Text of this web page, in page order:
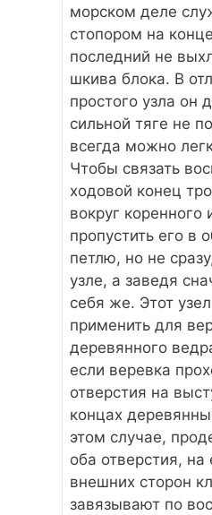
морском деле
стопором на
последний не
шкива блока. В
простого узла он
сильной тяге не
всегда можно
Чтобы связать
ходовой конец
вокруг коренного
пропустить его в
петлю, но не
узле, а заведя
себя же. Этот
применить для
деревянного
если веревка
отверстия на
концах
этом случае,
оба отверстия, на
внешних сторон
завязывают по